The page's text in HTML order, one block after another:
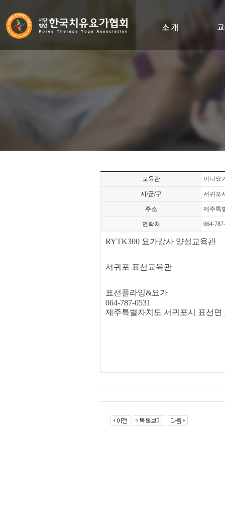
교육관 이나요
시/군/구 서귀포
주소 제주특
연락처 064-
RYTK300 요가강사 양성교육관
서귀포 표선교육관
표선플라잉&요가
064-787-0531
제주특별자치도 서귀포시 표선면